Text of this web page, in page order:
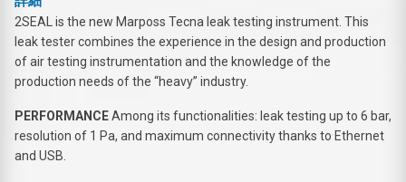
2SEAL is the new Marposs Tecna leak testing instrument. This
leak tester combines the experience in the design and production
of air testing instrumentation and the knowledge of the
production needs of the “heavy” industry.
PERFORMANCEAmong its functionalities: leak testing up to 6 bar,
resolution of 1 Pa, and maximum connectivity thanks to Ethernet
and USB.